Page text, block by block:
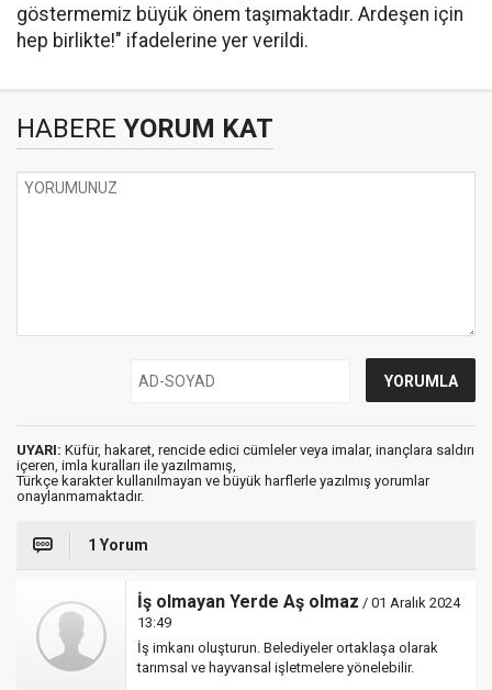
göstermemiz büyük önem taşımaktadır. Ardeşen için
hep birlikte!" ifadelerine yer verildi.
HABERE YORUM KAT
UYARI: Küfür, hakaret, rencide edici cümleler veya imalar, inançlara saldırı
içeren, imla kuralları ile yazılmamış,
Türkçe karakter kullanılmayan ve büyük harflerle yazılmış yorumlar
onaylanmamaktadır.
1 Yorum
İş olmayan Yerde Aş olmaz / 01 Aralık 2024
13:49
İş imkanı oluşturun. Belediyeler ortaklaşa olarak
tarımsal ve hayvansal işletmelere yönelebilir.